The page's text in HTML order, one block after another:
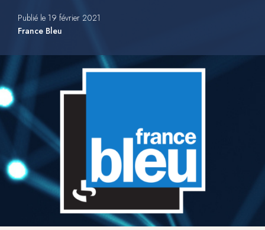
Publié le 19 février 2021
France Bleu